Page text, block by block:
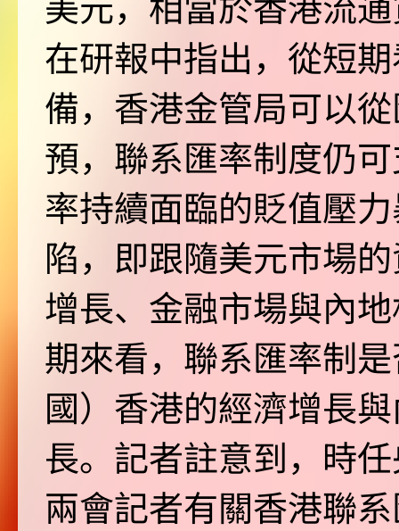
在研報中指出，從短
備，香港金管局可以
預，聯系匯率制度仍
率持續面臨的貶值壓
陷，即跟隨美元市場
增長、金融市場與內
期來看，聯系匯率制
國）香港的經濟增長
長。記者註意到，時
兩會記者有關香港聯